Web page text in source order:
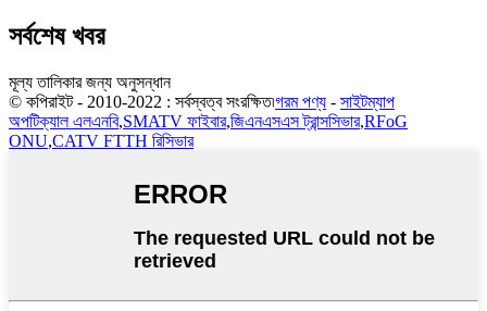
সর্বশেষ খবর
মূল্য তালিকার জন্য অনুসন্ধান
© কপিরাইট - 2010-2022 : সর্বস্বত্ব সংরক্ষিত৷গরম পণ্য - সাইটম্যাপ
অপটিক্যাল এলএনবি,SMATV ফাইবার,জিএনএসএস ট্রান্সসিভার,RFoG
ONU,CATV FTTH রিসিভার